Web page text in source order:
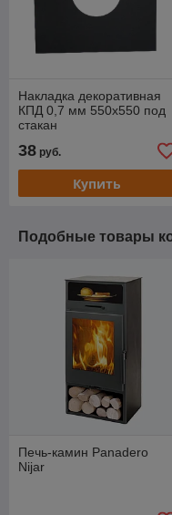
Накладка декоративная
КПД 0,7 мм 550х550 под
стакан
38 руб.
Купить
Подобные товары
Печь-камин Panadero
Nijar